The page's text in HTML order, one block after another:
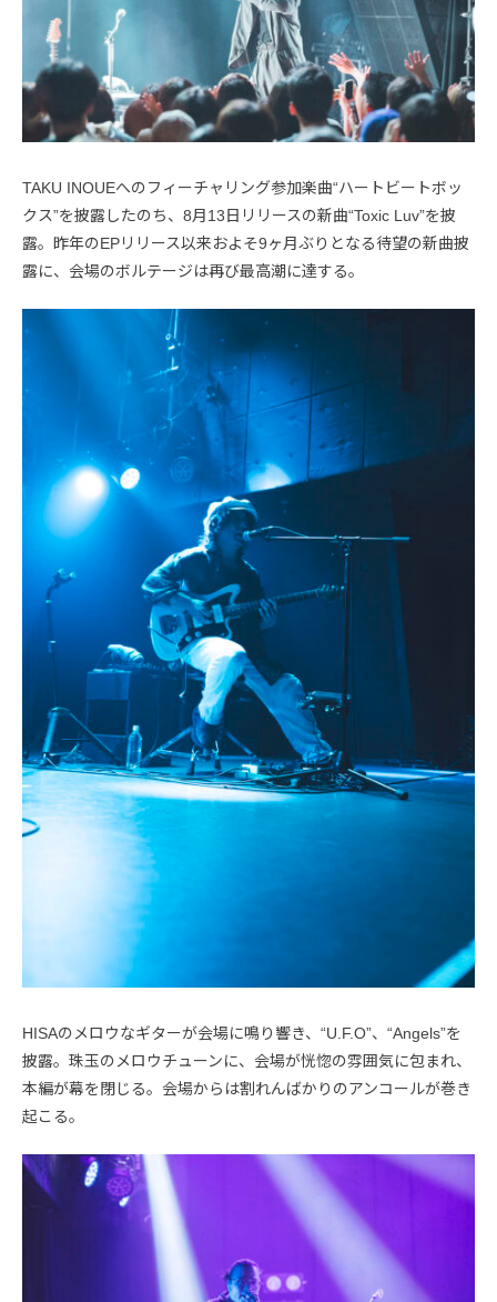
TAKU INOUEへのフィーチャリング参加楽曲“ハートビートボッ
クス”を披露したのち、8月13日リリースの新曲“Toxic Luv”を披
露。昨年のEPリリース以来およそ9ヶ月ぶりとなる待望の新曲披
露に、会場のボルテージは再び最高潮に達する。
HISAのメロウなギターが会場に鳴り響き、“U.F.O”、“Angels”を
披露。珠玉のメロウチューンに、会場が恍惚の雰囲気に包まれ、
本編が幕を閉じる。会場からは割れんばかりのアンコールが巻き
起こる。